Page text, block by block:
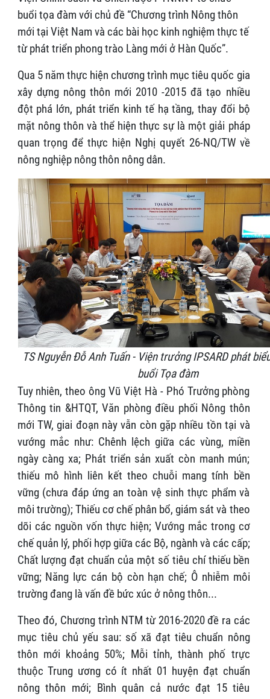
buổi tọa đàm với chủ đề “Chương trình Nông thôn
mới tại Việt Nam và các bài học kinh nghiệm thực tế
từ phát triển phong trào Làng mới ở Hàn Quốc”.
Qua 5 năm thực hiện chương trình mục tiêu quốc gia
xây dựng nông thôn mới 2010 -2015 đã tạo nhiều
đột phá lớn, phát triển kinh tế hạ tầng, thay đổi bộ
mặt nông thôn và thể hiện thực sự là một giải pháp
quan trọng để thực hiện Nghị quyết 26-NQ/TW về
nông nghiệp nông thôn nông dân.
TS Nguyễn Đỗ Anh Tuấn - Viện trưởng IPSARD phát
buổi Tọa đàm
Tuy nhiên, theo ông Vũ Việt Hà - Phó Trưởng phòng
Thông tin &HTQT, Văn phòng điều phối Nông thôn
mới TW, giai đoạn này vẫn còn gặp nhiều tồn tại và
vướng mắc như: Chênh lệch giữa các vùng, miền
ngày càng xa; Phát triển sản xuất còn manh mún;
thiếu mô hình liên kết theo chuỗi mang tính bền
vững (chưa đáp ứng an toàn vệ sinh thực phẩm và
môi trường); Thiếu cơ chế phân bổ, giám sát và theo
dõi các nguồn vốn thực hiện; Vướng mắc trong cơ
chế quản lý, phối hợp giữa các Bộ, ngành và các cấp;
Chất lượng đạt chuẩn của một số tiêu chí thiếu bền
vững; Năng lực cán bộ còn hạn chế; Ô nhiễm môi
trường đang là vấn đề bức xúc ở nông thôn...
Theo đó, Chương trình NTM từ 2016-2020 đề ra các
mục tiêu chủ yếu sau: số xã đạt tiêu chuẩn nông
thôn mới khoảng 50%; Mỗi tỉnh, thành phố trực
thuộc Trung ương có ít nhất 01 huyện đạt chuẩn
nông thôn mới; Bình quân cả nước đạt 15 tiêu